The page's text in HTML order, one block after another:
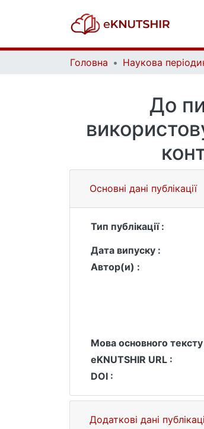
Головна
До
Основні дані публікації
Тип публікації :
Дата випуску :
Автор(и) :
Мова основного тексту
eKNUTSHIR URL :
DOI :
Додаткові дані